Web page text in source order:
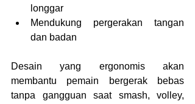
longgar
Mendukung pergerakan tangan
dan badan
Desain yang ergonomis akan
membantu pemain bergerak bebas
tanpa gangguan saat smash, volley,